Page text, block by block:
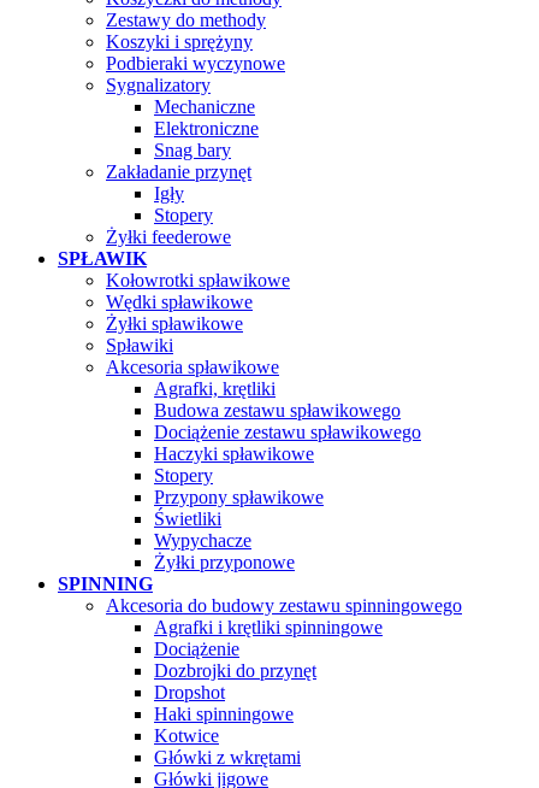
Zestawy do methody
Koszyki i sprężyny
Podbieraki wyczynowe
Sygnalizatory
Mechaniczne
Elektroniczne
Snag bary
Zakładanie przynęt
Igły
Stopery
Żyłki feederowe
SPŁAWIK
Kołowrotki spławikowe
Wędki spławikowe
Żyłki spławikowe
Spławiki
Akcesoria spławikowe
Agrafki, krętliki
Budowa zestawu spławikowego
Dociążenie zestawu spławikowego
Haczyki spławikowe
Stopery
Przypony spławikowe
Świetliki
Wypychacze
Żyłki przyponowe
SPINNING
Akcesoria do budowy zestawu spinningowego
Agrafki i krętliki spinningowe
Dociążenie
Dozbrojki do przynęt
Dropshot
Haki spinningowe
Kotwice
Główki z wkrętami
Główki jigowe